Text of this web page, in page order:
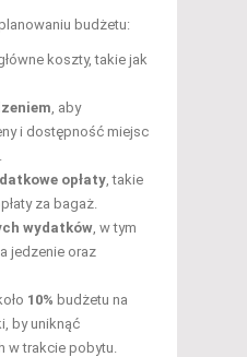
budżetu:
koszty, takie jak
, aby
i dostępność miejsc
opłaty , takie
za bagaż.
wydatków , w tym
jedzenie oraz
10% budżetu na
by uniknąć
w trakcie pobytu.